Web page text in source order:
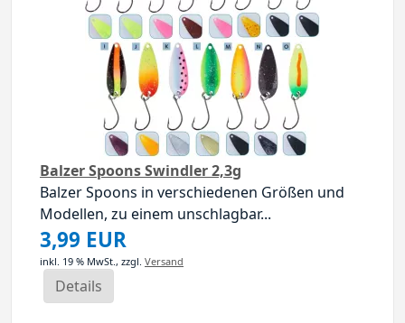
Balzer Spoons Swindler 2,3g
Balzer Spoons in verschiedenen Größen und
Modellen, zu einem unschlagbar...
3,99 EUR
inkl. 19 % MwSt., zzgl. Versand
Details